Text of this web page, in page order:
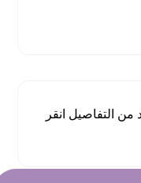
من التفاصيل انقر